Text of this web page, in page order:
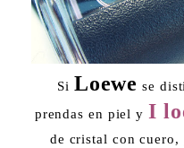
Si Loewe se
prendas en piel y I
de cristal con cuero,